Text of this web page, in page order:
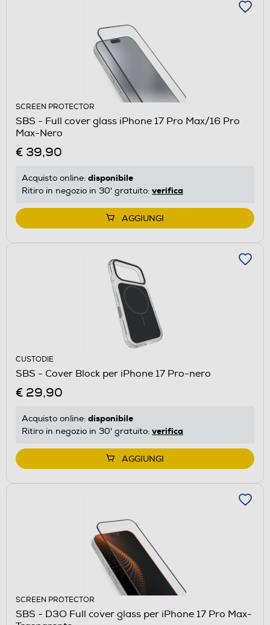
SCREEN PROTECTOR
SBS - Full cover glass iPhone 17 Pro Max/16 Pro
Max-Nero
€ 39,90
Acquisto online: disponibile
Ritiro in negozio in 30' gratuito: verifica
AGGIUNGI
CUSTODIE
SBS - Cover Block per iPhone 17 Pro-nero
€ 29,90
Acquisto online: disponibile
Ritiro in negozio in 30' gratuito: verifica
AGGIUNGI
SCREEN PROTECTOR
SBS - D3O Full cover glass per iPhone 17 Pro Max-